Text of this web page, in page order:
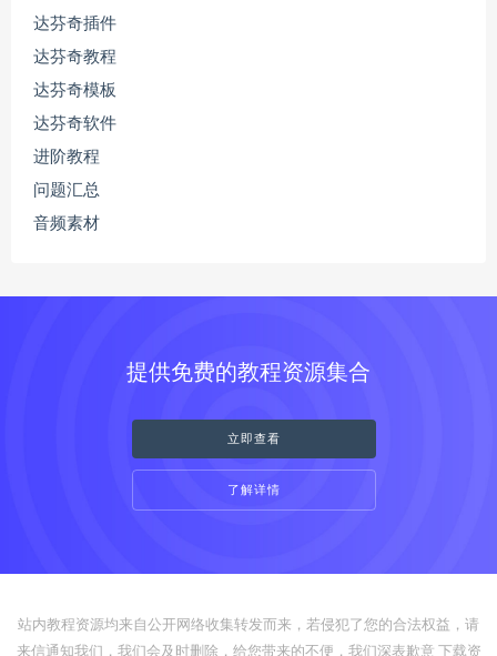
达芬奇插件
达芬奇教程
达芬奇模板
达芬奇软件
进阶教程
问题汇总
音频素材
提供免费的教程资源集合
立即查看
了解详情
站内教程资源均来自公开网络收集转发而来，若侵犯了您的合法权益，请
来信通知我们，我们会及时删除，给您带来的不便，我们深表歉意 下载资